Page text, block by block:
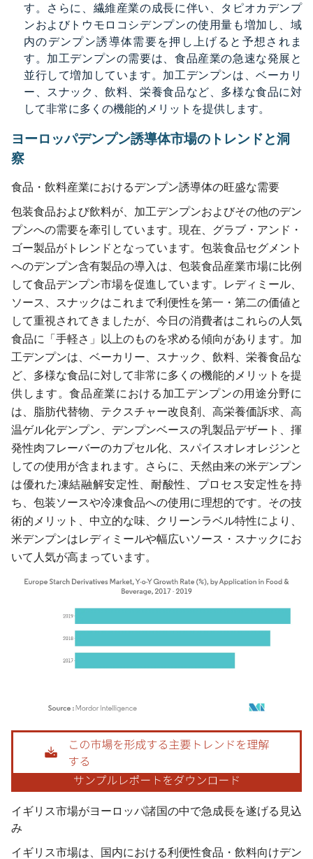
す。さらに、繊維産業の成長に伴い、タピオカデンプ
ンおよびトウモロコシデンプンの使用量も増加し、域
内のデンプン誘導体需要を押し上げると予想されま
す。加工デンプンの需要は、食品産業の急速な発展と
並行して増加しています。加工デンプンは、ベーカリ
ー、スナック、飲料、栄養食品など、多様な食品に対
して非常に多くの機能的メリットを提供します。
ヨーロッパデンプン誘導体市場のトレンドと洞
察
食品・飲料産業におけるデンプン誘導体の旺盛な需要
包装食品および飲料が、加工デンプンおよびその他のデン
プンへの需要を牽引しています。現在、グラブ・アンド・
ゴー製品がトレンドとなっています。包装食品セグメント
へのデンプン含有製品の導入は、包装食品産業市場に比例
して食品デンプン市場を促進しています。レディミール、
ソース、スナックはこれまで利便性を第一・第二の価値と
して重視されてきましたが、今日の消費者はこれらの人気
食品に「手軽さ」以上のものを求める傾向があります。加
工デンプンは、ベーカリー、スナック、飲料、栄養食品な
ど、多様な食品に対して非常に多くの機能的メリットを提
供します。食品産業における加工デンプンの用途分野に
は、脂肪代替物、テクスチャー改良剤、高栄養価訴求、高
温ゲル化デンプン、デンプンベースの乳製品デザート、揮
発性肉フレーバーのカプセル化、スパイスオレオレジンと
しての使用が含まれます。さらに、天然由来の米デンプン
は優れた凍結融解安定性、耐酸性、プロセス安定性を持
ち、包装ソースや冷凍食品への使用に理想的です。その技
術的メリット、中立的な味、クリーンラベル特性により、
米デンプンはレディミールや幅広いソース・スナックにお
いて人気が高まっています。
画像 © Mordor Intelligence。再利用にはCC BY 4.0の表示が必要です。
イギリス市場がヨーロッパ諸国の中で急成長を遂げる見込
み
イギリス市場は、国内における利便性食品・飲料向けデン